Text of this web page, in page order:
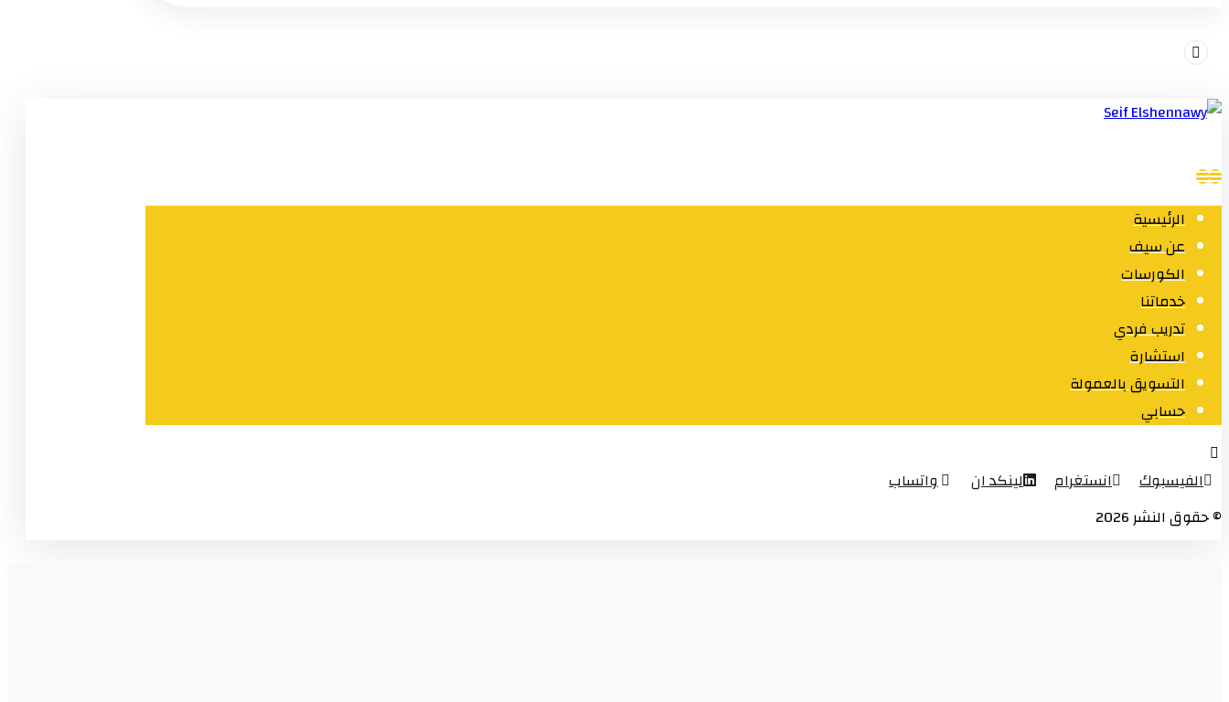
الرئيسية
عن سيف
الكورسات
خدماتنا
تدريب فردي
استشارة
التسويق بالعمولة
حسابي
الفيسبوك انستغرام لينكد ان
واتساب
© حقوق النشر 2026